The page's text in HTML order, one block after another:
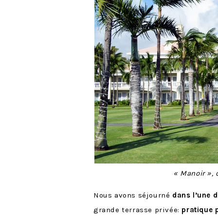
« Manoir »,
Nous avons séjourné dans l’une
grande terrasse privée: pratique